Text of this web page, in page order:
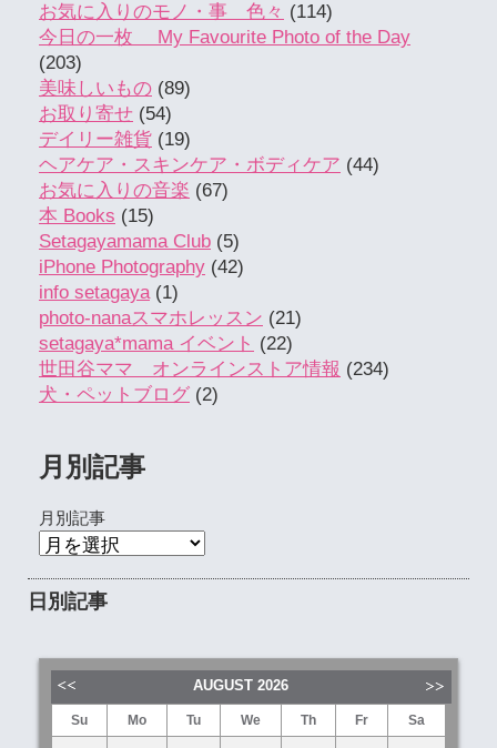
お気に入りのモノ・事 色々 (114)
今日の一枚 My Favourite Photo of the Day
(203)
美味しいもの (89)
お取り寄せ (54)
デイリー雑貨 (19)
ヘアケア・スキンケア・ボディケア (44)
お気に入りの音楽 (67)
本 Books (15)
Setagayamama Club (5)
iPhone Photography (42)
info setagaya(1)
photo-nanaスマホレッスン (21)
setagaya*mama イベント (22)
世田谷ママ オンラインストア情報 (234)
犬・ペットブログ (2)
月別記事
月別記事
日別記事
AUGUST 2026
Su Mo Tu We Th Fr Sa